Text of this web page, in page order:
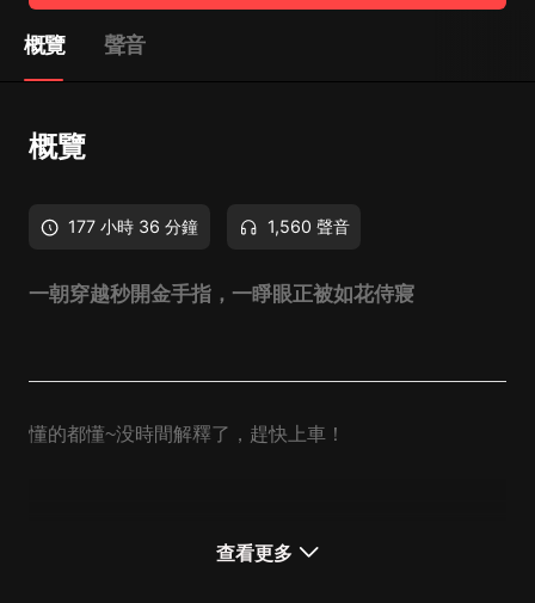
概覽 聲音
概覽
177 小時 36 分鐘 1,560 聲音
一朝穿越秒開金手指，一睜眼正被如花侍寢
懂的都懂~没時間解釋了，趕快上車！
查看更多